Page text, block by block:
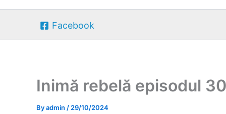
Facebook
Inimă rebelă episodul
Byadmin / 29/10/2024